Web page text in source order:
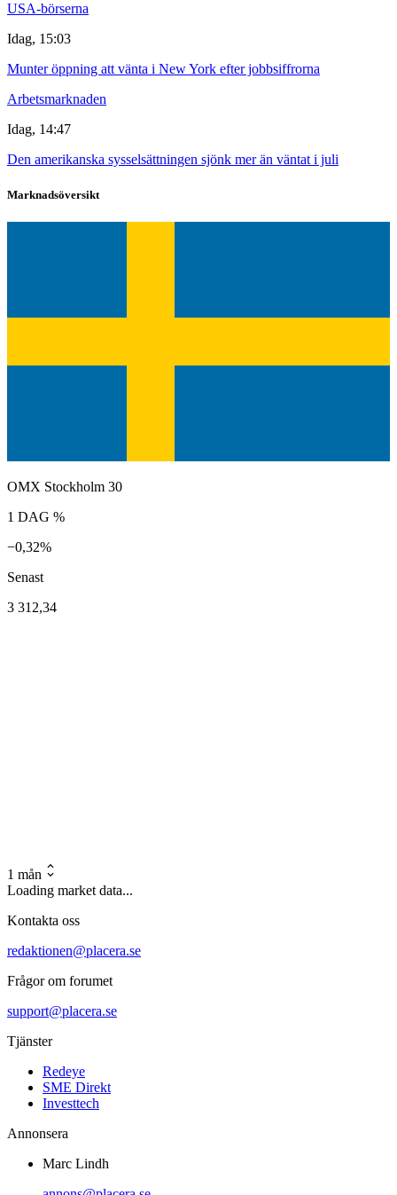
USA-börserna
Idag, 15:03
Munter öppning att vänta i New York efter jobbsiffrorna
Arbetsmarknaden
Idag, 14:47
Den amerikanska sysselsättningen sjönk mer än väntat i juli
Marknadsöversikt
OMX Stockholm 30
1 DAG %
−0,32%
Senast
3 312,34
1 mån
Loading market data...
Kontakta oss
redaktionen@placera.se
Frågor om forumet
support@placera.se
Tjänster
Redeye
SME Direkt
Investtech
Annonsera
Marc Lindh